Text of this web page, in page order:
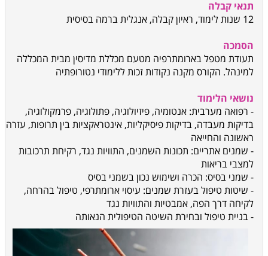
תנאי קבלה
12 שנות לימוד, ראיון קבלה, אנגלית ברמה בסיסית
הסמכה
תעודת מטפל בארומתרפיה מטעם מכללת מדיסין מבית המכללה
למינהל. הקורס מקנה נקודות זכות ללימודי נטורופתיה
נושאי הלימוד
- רפואה מערבית: אנטומיה, פיזיולוגיה, פתולוגיה, פרמקולוגיה,
בדיקות מעבדה, בדיקות פיסיקליות, אינטראקציות בין תרופות, עזרה
ראשונה והחייאה
- שמנים אתריים: תכונות השמנים, התוויות נגד, רקיחת תרכובות
למצבי בריאות
- שמני בסיס: הכרה ושימוש נכון בשמני בסיס
- שיטות טיפול בעזרת שמנים: עיסוי ארומתרפי, טיפול בהרחה,
לקיחה דרך הפה, אמבטיות והתוויות נגד
- בניית טיפול ובחירת השיטה הטיפולית הנאותה